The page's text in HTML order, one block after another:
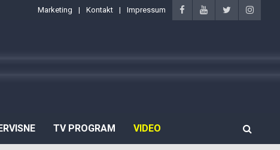
Marketing Kontakt Impressum
TV PROGRAM VIDEO